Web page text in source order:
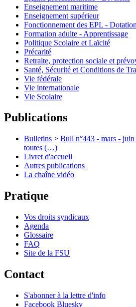
Enseignement maritime
Enseignement supérieur
Fonctionnement des EPL -
Formation adulte - Apprentissage
Politique Scolaire et Laïcité
Précarité
Retraite, protection sociale et
Santé, Sécurité et Conditions de
Vie fédérale
Vie internationale
Vie Scolaire
Publications
Bulletins > Bull n°443 - mars - juin
toutes (…)
Livret d'accueil
Autres publications
La chaîne vidéo
Pratique
Vos droits syndicaux
Agenda
Glossaire
FAQ
Site de la FSU
Contact
S'abonner à la lettre d'info
Facebook Bluesky